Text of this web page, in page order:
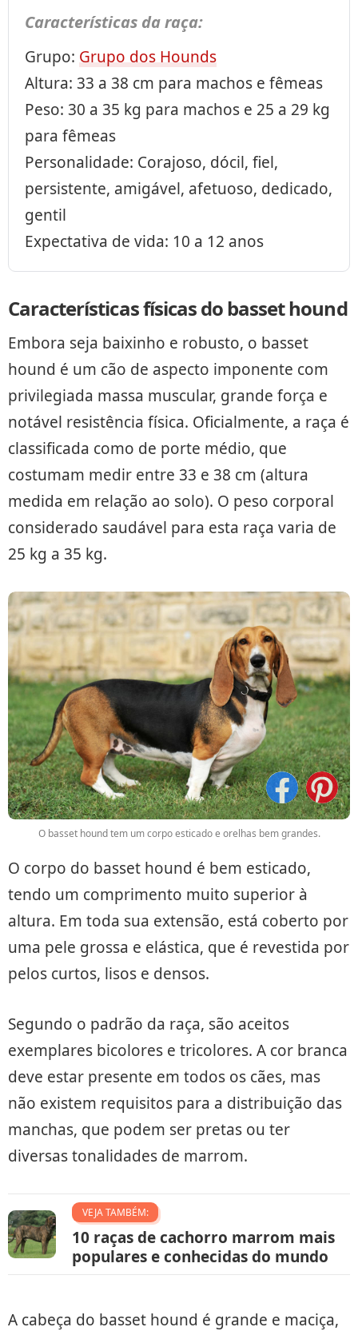
Características da raça:
Grupo: Grupo dos Hounds
Altura: 33 a 38 cm para machos e fêmeas
Peso: 30 a 35 kg para machos e 25 a 29 kg
para fêmeas
Personalidade: Corajoso, dócil, fiel,
persistente, amigável, afetuoso, dedicado,
gentil
Expectativa de vida: 10 a 12 anos
Características físicas do basset hound
Embora seja baixinho e robusto, o basset
hound é um cão de aspecto imponente com
privilegiada massa muscular, grande força e
notável resistência física. Oficialmente, a raça é
classificada como de porte médio, que
costumam medir entre 33 e 38 cm (altura
medida em relação ao solo). O peso corporal
considerado saudável para esta raça varia de
25 kg a 35 kg.
O basset hound tem um corpo esticado e orelhas bem grandes.
O corpo do basset hound é bem esticado,
tendo um comprimento muito superior à
altura. Em toda sua extensão, está coberto por
uma pele grossa e elástica, que é revestida por
pelos curtos, lisos e densos.
Segundo o padrão da raça, são aceitos
exemplares bicolores e tricolores. A cor branca
deve estar presente em todos os cães, mas
não existem requisitos para a distribuição das
manchas, que podem ser pretas ou ter
diversas tonalidades de marrom.
VEJA TAMBÉM:
10 raças de cachorro marrom mais
populares e conhecidas do mundo
A cabeça do basset hound é grande e maciça,